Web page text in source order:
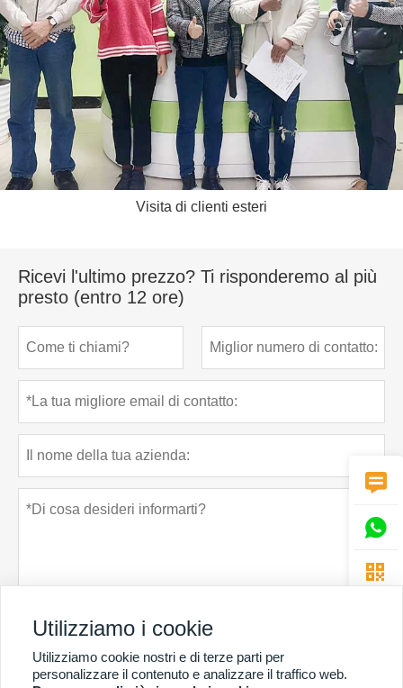
Visita di clienti esteri
Ricevi l'ultimo prezzo? Ti risponderemo al più
presto (entro 12 ore)
presentare Politica sulla riservatezza



Utilizziamo i cookie
Utilizziamo cookie nostri e di terze parti per
personalizzare il contenuto e analizzare il traffico web.